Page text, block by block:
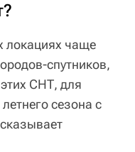
локациях чаще
спутников,
СНТ, для
сезона с